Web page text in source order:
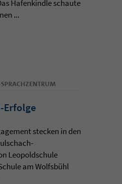
Hafenkindle schaute
...
Erfolge
stecken in den
Leopoldschule
am Wolfsbühl